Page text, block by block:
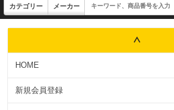
HOME
新規会員登録